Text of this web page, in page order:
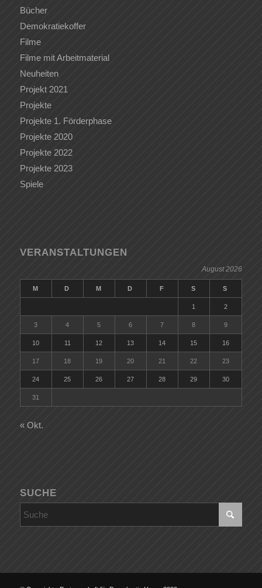
Bücher
Demokratiekoffer
Filme
Filme mit Arbeitmaterial
Neuheiten
Projekt 2021
Projekte
Projekte 1. Förderphase
Projekte 2020
Projekte 2022
Projekte 2023
Spiele
VERANSTALTUNGEN
August 2026
M D M D F S S
1 2
3 4 5 6 7 8 9
10 11 12 13 14 15 16
17 18 19 20 21 22 23
24 25 26 27 28 29 30
31
« Okt.
SUCHE